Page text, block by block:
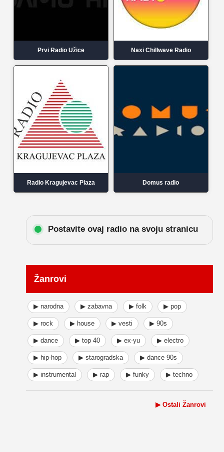
Prvi Radio Užice Naxi Chillwave Radio
Radio Kragujevac Plaza Domus radio
Postavite ovaj radio na svoju stranicu
Žanrovi
▶ narodna ▶ zabavna ▶ folk ▶ pop
▶ rock ▶ house ▶ vesti ▶ 90s
▶ dance ▶ top 40 ▶ ex-yu ▶ electro
▶ hip-hop ▶ starogradska ▶ dance 90s
▶ instrumental ▶ rap ▶ funky ▶ techno
▶ Ostali Žanrovi